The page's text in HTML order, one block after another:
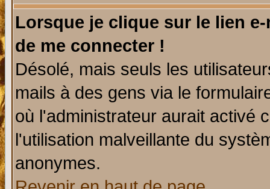
Lorsque je clique sur le lien
de me connecter !
Désolé, mais seuls les
mails à des gens via le
où l'administrateur aurait activé
l'utilisation malveillante du
anonymes.